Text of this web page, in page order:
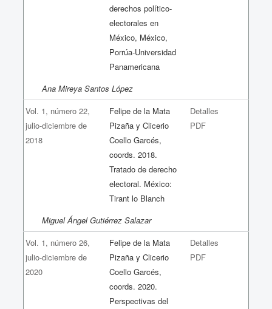
derechos político-
electorales en
México, México,
Porrúa-Universidad
Panamericana
Ana Mireya Santos López
Vol. 1, número 22,
julio-diciembre de
2018
Felipe de la Mata
Pizaña y Clicerio
Coello Garcés,
coords. 2018.
Tratado de derecho
electoral. México:
Tirant lo Blanch
Detalles
PDF
Miguel Ángel Gutiérrez Salazar
Vol. 1, número 26,
julio-diciembre de
2020
Felipe de la Mata
Pizaña y Clicerio
Coello Garcés,
coords. 2020.
Perspectivas del
Detalles
PDF